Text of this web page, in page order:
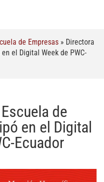
de Empresas » Directora
el Digital Week de PWC-
de
en el Digital
Ecuador